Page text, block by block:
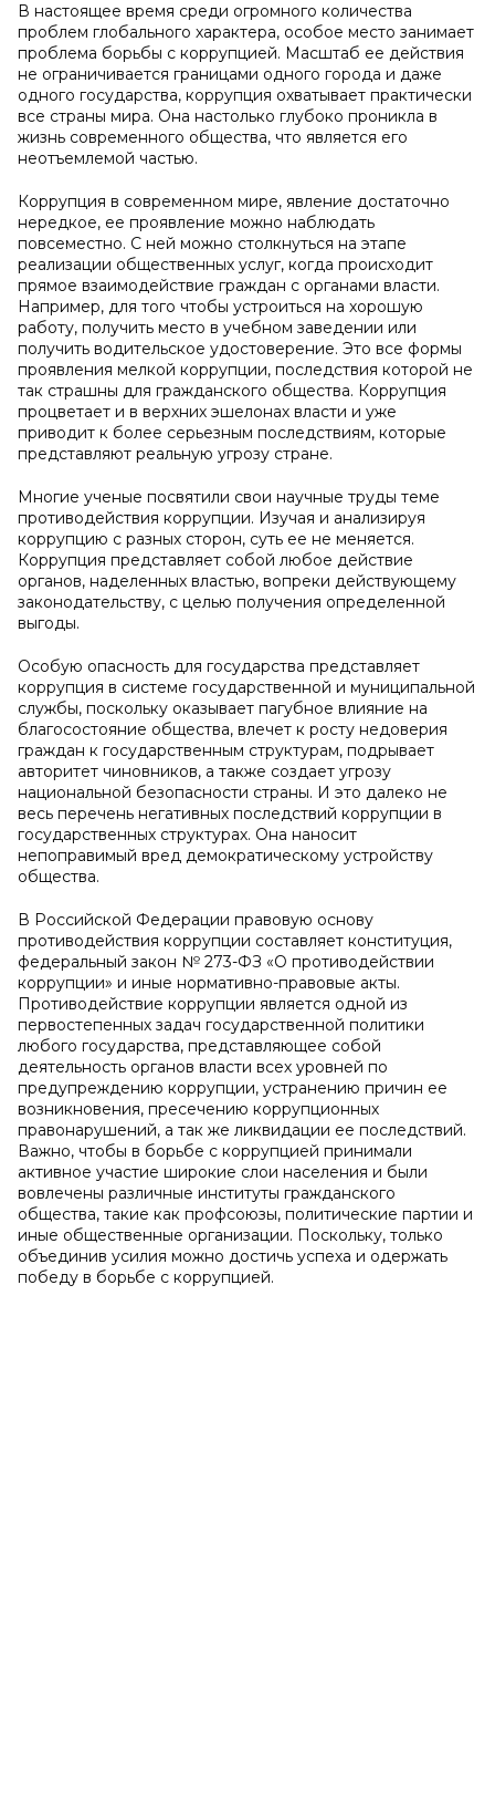
В настоящее время среди огромного количества
проблем глобального характера, особое место занимает
проблема борьбы с коррупцией. Масштаб ее действия
не ограничивается границами одного города и даже
одного государства, коррупция охватывает практически
все страны мира. Она настолько глубоко проникла в
жизнь современного общества, что является его
неотъемлемой частью.
Коррупция в современном мире, явление достаточно
нередкое, ее проявление можно наблюдать
повсеместно. С ней можно столкнуться на этапе
реализации общественных услуг, когда происходит
прямое взаимодействие граждан с органами власти.
Например, для того чтобы устроиться на хорошую
работу, получить место в учебном заведении или
получить водительское удостоверение. Это все формы
проявления мелкой коррупции, последствия которой не
так страшны для гражданского общества. Коррупция
процветает и в верхних эшелонах власти и уже
приводит к более серьезным последствиям, которые
представляют реальную угрозу стране.
Многие ученые посвятили свои научные труды теме
противодействия коррупции. Изучая и анализируя
коррупцию с разных сторон, суть ее не меняется.
Коррупция представляет собой любое действие
органов, наделенных властью, вопреки действующему
законодательству, с целью получения определенной
выгоды.
Особую опасность для государства представляет
коррупция в системе государственной и муниципальной
службы, поскольку оказывает пагубное влияние на
благосостояние общества, влечет к росту недоверия
граждан к государственным структурам, подрывает
авторитет чиновников, а также создает угрозу
национальной безопасности страны. И это далеко не
весь перечень негативных последствий коррупции в
государственных структурах. Она наносит
непоправимый вред демократическому устройству
общества.
В Российской Федерации правовую основу
противодействия коррупции составляет конституция,
федеральный закон № 273-ФЗ «О противодействии
коррупции» и иные нормативно-правовые акты.
Противодействие коррупции является одной из
первостепенных задач государственной политики
любого государства, представляющее собой
деятельность органов власти всех уровней по
предупреждению коррупции, устранению причин ее
возникновения, пресечению коррупционных
правонарушений, а так же ликвидации ее последствий.
Важно, чтобы в борьбе с коррупцией принимали
активное участие широкие слои населения и были
вовлечены различные институты гражданского
общества, такие как профсоюзы, политические партии и
иные общественные организации. Поскольку, только
объединив усилия можно достичь успеха и одержать
победу в борьбе с коррупцией.